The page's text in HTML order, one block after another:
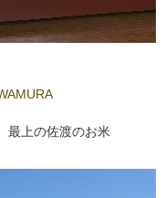
最上の佐渡のお米